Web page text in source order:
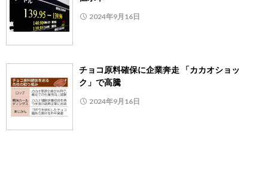
2024年9月16日
チョコ原料確保に企業奔走 「カカオショッ
ク」で高騰
2024年9月16日